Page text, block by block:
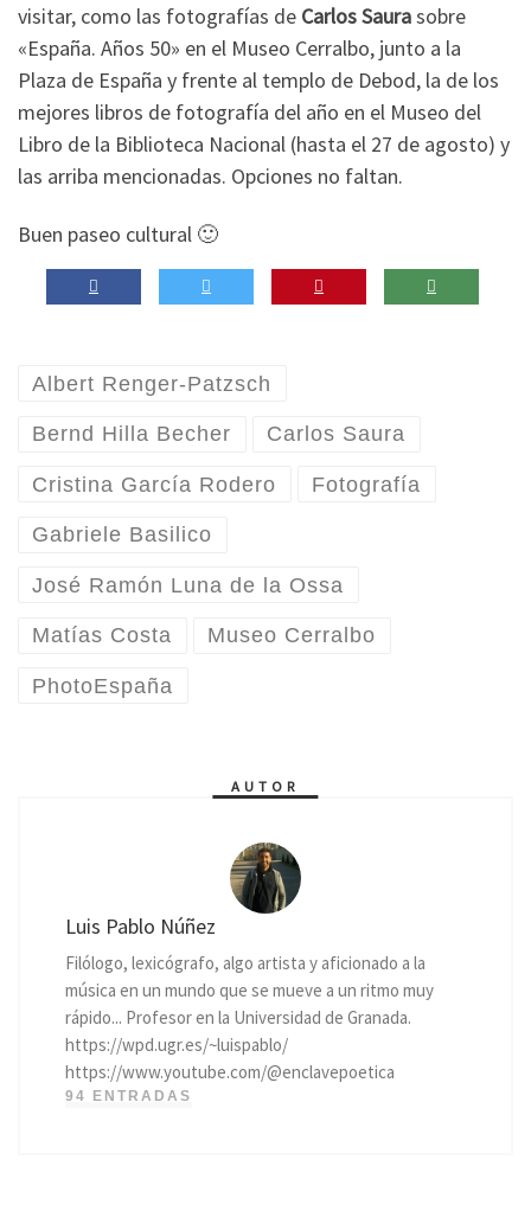
visitar, como las fotografías de Carlos Saurasobre
«España. Años 50» en el Museo Cerralbo, junto a la
Plaza de España y frente al templo de Debod, la de los
mejores libros de fotografía del año en el Museo del
Libro de la Biblioteca Nacional (hasta el 27 de agosto) y
las arriba mencionadas. Opciones no faltan.
Buen paseo cultural 🙂
Albert Renger-Patzsch
Bernd Hilla Becher Carlos Saura
Cristina García Rodero Fotografía
Gabriele Basilico
José Ramón Luna de la Ossa
Matías Costa Museo Cerralbo
PhotoEspaña
AUTOR
Luis Pablo Núñez
Filólogo, lexicógrafo, algo artista y aficionado a la
música en un mundo que se mueve a un ritmo muy
rápido... Profesor en la Universidad de Granada.
https://wpd.ugr.es/~luispablo/
https://www.youtube.com/@enclavepoetica
94 ENTRADAS